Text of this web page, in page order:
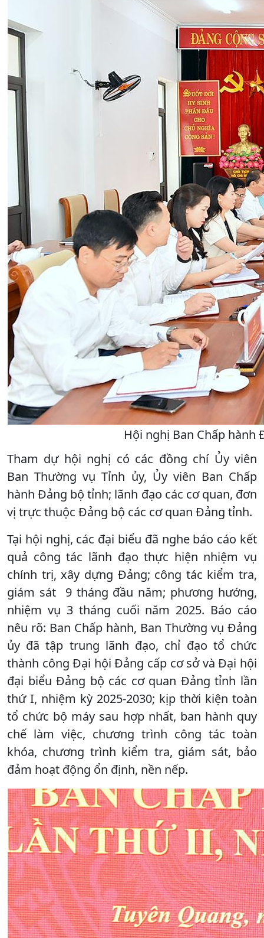
Hội nghị Ban Chấp hành
Tham dự hội nghị có các đồng chí Ủy viên
Ban Thường vụ Tỉnh ủy, Ủy viên Ban Chấp
hành Đảng bộ tỉnh; lãnh đạo các cơ quan, đơn
vị trực thuộc Đảng bộ các cơ quan Đảng tỉnh.
Tại hội nghị, các đại biểu đã nghe báo cáo kết
quả công tác lãnh đạo thực hiện nhiệm vụ
chính trị, xây dựng Đảng; công tác kiểm tra,
giám sát 9 tháng đầu năm; phương hướng,
nhiệm vụ 3 tháng cuối năm 2025. Báo cáo
nêu rõ: Ban Chấp hành, Ban Thường vụ Đảng
ủy đã tập trung lãnh đạo, chỉ đạo tổ chức
thành công Đại hội Đảng cấp cơ sở và Đại hội
đại biểu Đảng bộ các cơ quan Đảng tỉnh lần
thứ I, nhiệm kỳ 2025-2030; kịp thời kiện toàn
tổ chức bộ máy sau hợp nhất, ban hành quy
chế làm việc, chương trình công tác toàn
khóa, chương trình kiểm tra, giám sát, bảo
đảm hoạt động ổn định, nền nếp.